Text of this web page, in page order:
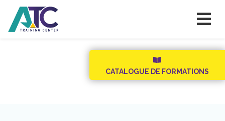
CATALOGUE DE FORMATIONS